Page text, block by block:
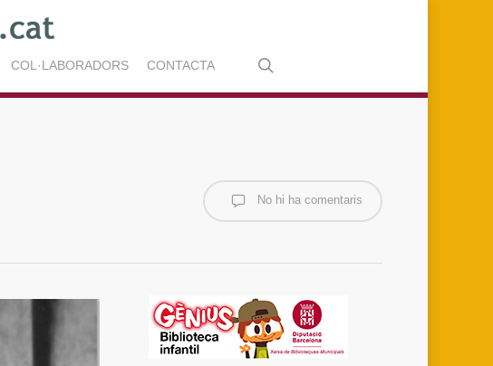
COL·LABORADORS CONTACTA
No hi ha comentaris